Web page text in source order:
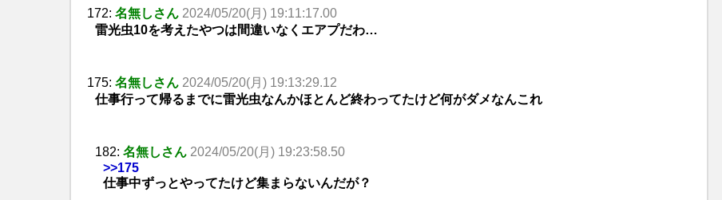
172: 名無しさん 2024/05/20(月) 19:11:17.00
雷光虫10を考えたやつは間違いなくエアプだわ…
175: 名無しさん 2024/05/20(月) 19:13:29.12
仕事行って帰るまでに雷光虫なんかほとんど終わってたけど何がダメなんこれ
182: 名無しさん 2024/05/20(月) 19:23:58.50
>>175
仕事中ずっとやってたけど集まらないんだが？